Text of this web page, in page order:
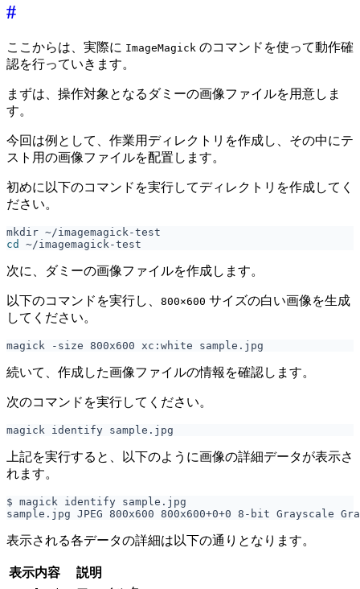
#
ここからは、実際に ImageMagick のコマンドを使って動作確
認を行っていきます。
まずは、操作対象となるダミーの画像ファイルを用意しま
す。
今回は例として、作業用ディレクトリを作成し、その中にテ
スト用の画像ファイルを配置します。
初めに以下のコマンドを実行してディレクトリを作成してく
ださい。
cd
次に、ダミーの画像ファイルを作成します。
以下のコマンドを実行し、 800×600 サイズの白い画像を生成
してください。
続いて、作成した画像ファイルの情報を確認します。
次のコマンドを実行してください。
上記を実行すると、以下のように画像の詳細データが表示さ
れます。
表示される各データの詳細は以下の通りとなります。
表示内容 説明